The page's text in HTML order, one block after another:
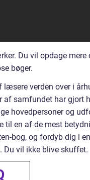
Du vil opdage
bøger.
verden over i
samfundet har gjort
hovedpersoner og
til en af de mest
bog, og fordyb dig i
Du vil ikke blive skuffet.